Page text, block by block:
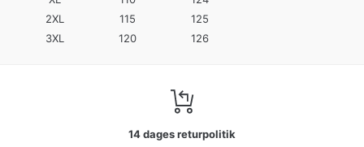
2XL
115
125
3XL
120 126
14 dages returpolitik